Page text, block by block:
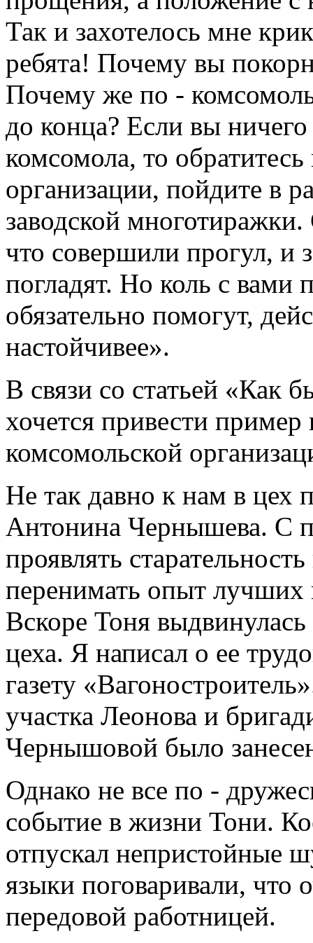
Так и захотелось мне
ребята! Почему вы
Почему же по -
до конца? Если вы
комсомола, то
организации, пойдите в
заводской
что совершили прогул, и
погладят. Но коль с вами
обязательно помогут,
настойчивее».
В связи со статьей «Как
хочется привести
комсомольской
Не так давно к нам в цех
Антонина Чернышева. С
проявлять
перенимать опыт лучших
Вскоре Тоня
цеха. Я написал о ее
газету
участка Леонова и
Чернышовой было
Однако не все по -
событие в жизни Тони.
отпускал непристойные
языки поговаривали, что
передовой работницей.